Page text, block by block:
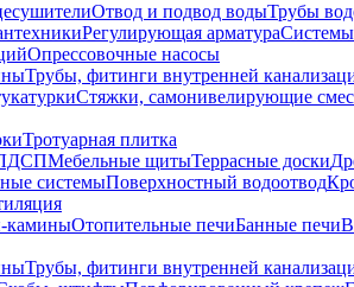
Отвод и подвод водыТрубы
Регулирующая арматураСистемы
Опрессовочные насосы
Трубы, фитинги внутренней
Стяжки, самонивелирующие
Тротуарная плитка
Мебельные щитыТеррасные доски
системыПоверхностный водоотвод
каминыОтопительные печиБанные печи
Трубы, фитинги внутренней